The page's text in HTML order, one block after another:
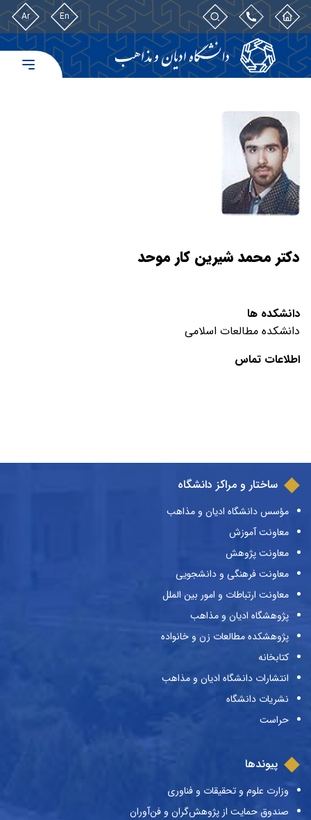
En
Ar
دکتر محمد شیرین کار موحد
دانشکده ها
دانشکده مطالعات اسلامی
اطلاعات تماس
ساختار و مراکز دانشگاه
مؤسس دانشگاه ادیان و مذاهب
معاونت آموزش
معاونت پژوهش
معاونت فرهنگی و دانشجویی
معاونت ارتباطات و امور بین الملل
پژوهشگاه ادیان و مذاهب
پژوهشکده مطالعات زن و خانواده
کتابخانه
انتشارات دانشگاه ادیان و مذاهب
نشریات دانشگاه
حراست
پیوندها
وزارت علوم و تحقیقات و فناوری
صندوق حمایت از پژوهش‌گران و فن‌آوران